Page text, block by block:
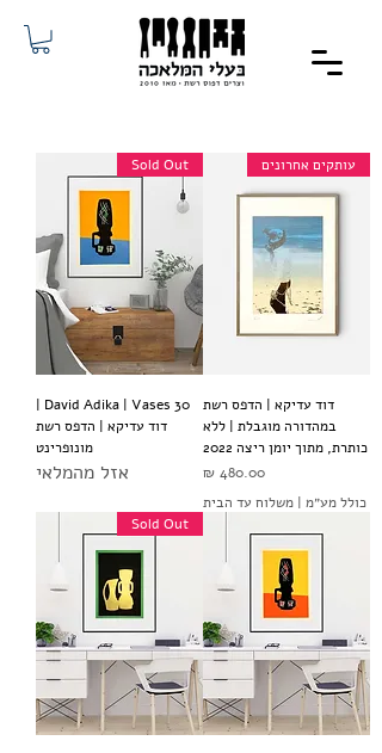
עותקים אחרונים
דוד עדיקא | הדפס רשת
במהדורה מוגבלת | ללא
כותרת, מתוך יומן ריצה 2022
מחיר
כולל מע״מ | משלוח עד הבית
Sold Out
David Adika | Vases 30 |
דוד עדיקא | הדפס רשת
מונופרינט
אזל מהמלאי
Sold Out